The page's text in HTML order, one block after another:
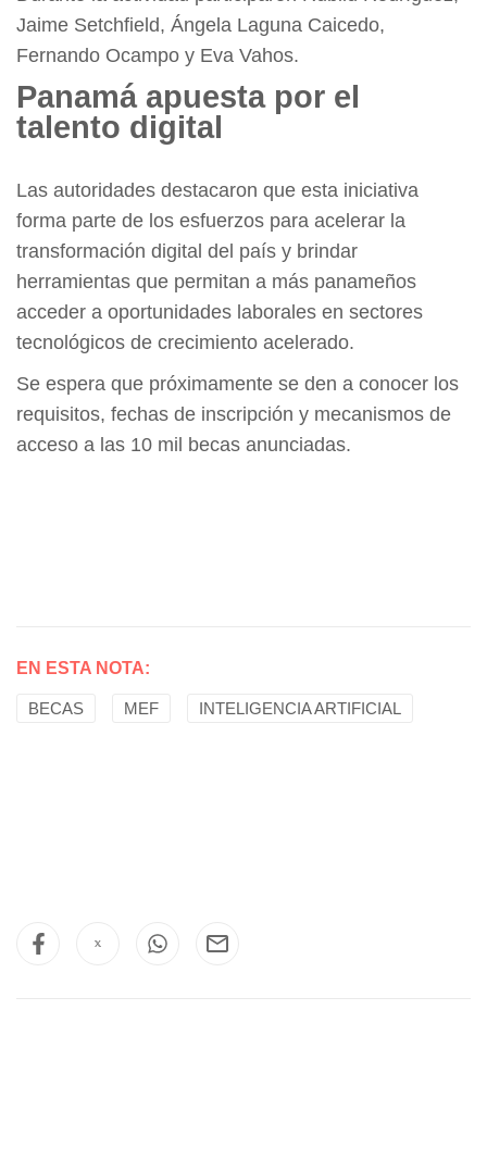
Jaime Setchfield, Ángela Laguna Caicedo,
Fernando Ocampo y Eva Vahos.
Panamá apuesta por el
talento digital
Las autoridades destacaron que esta iniciativa
forma parte de los esfuerzos para acelerar la
transformación digital del país y brindar
herramientas que permitan a más panameños
acceder a oportunidades laborales en sectores
tecnológicos de crecimiento acelerado.
Se espera que próximamente se den a conocer los
requisitos, fechas de inscripción y mecanismos de
acceso a las 10 mil becas anunciadas.
EN ESTA NOTA:
BECAS MEF INTELIGENCIA ARTIFICIAL